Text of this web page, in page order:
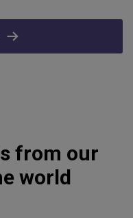
from our
world